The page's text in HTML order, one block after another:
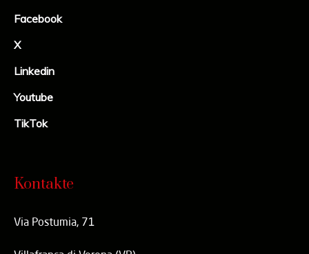
Facebook
X
Linkedin
Youtube
TikTok
Kontakte
Via Postumia, 71